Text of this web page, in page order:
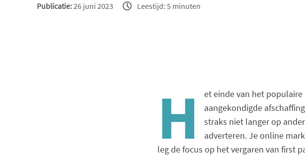
Publicatie:26 juni 2023 Leestijd: 5 minuten
H
et einde van het
aangekondigde
straks niet langer op
adverteren. Je online
leg de focus op het vergaren van first